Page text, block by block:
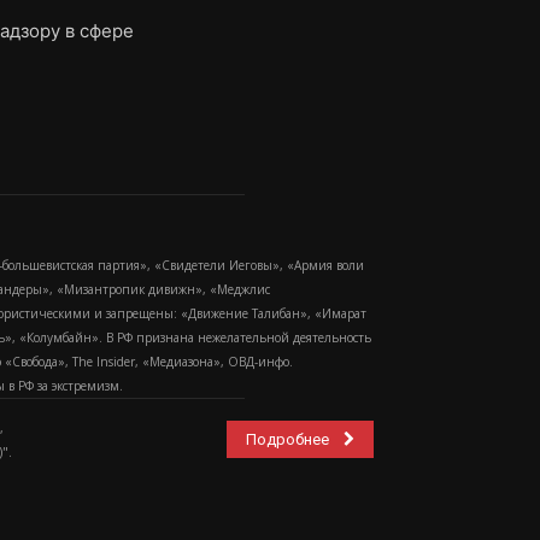
в сфере
партия», «Свидетели Иеговы», «Армия воли
«Мизантропик дивижн», «Меджлис
и запрещены: «Движение Талибан», «Имарат
«Колумбайн». В РФ признана нежелательной деятельность
The Insider, «Медиазона», ОВД-инфо.
РФ за экстремизм.
Подробнее